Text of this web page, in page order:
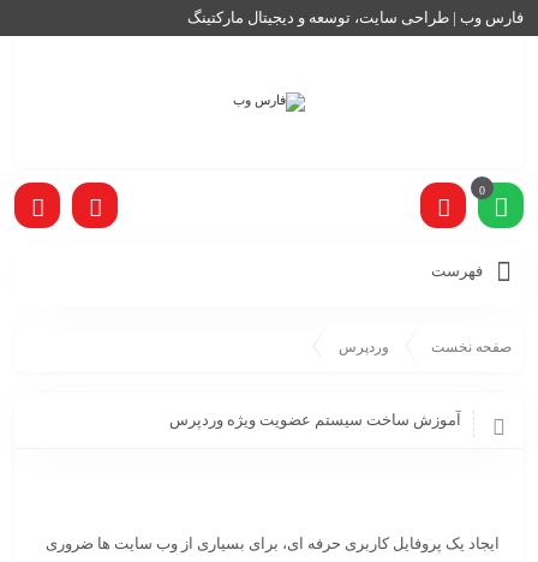
فارس وب | طراحی سایت، توسعه و دیجیتال مارکتینگ
0
فهرست
صفحه نخست وردپرس
آموزش ساخت سیستم عضویت ویژه وردپرس
ایجاد یک پروفایل کاربری حرفه ای، برای بسیاری از وب سایت ها ضروری